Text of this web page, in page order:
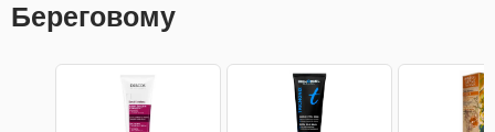
Береговому